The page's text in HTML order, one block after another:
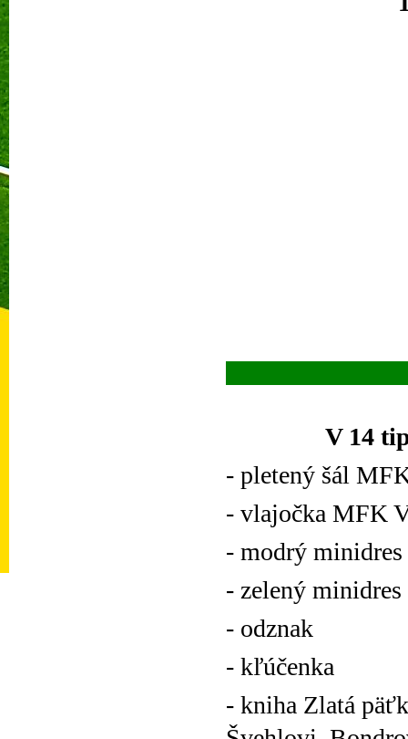
V 14
- pletený šál
- vlajočka MFK
- modrý minidres
- zelený minidres
- odznak
- kľúčenka
- kniha Zlatá